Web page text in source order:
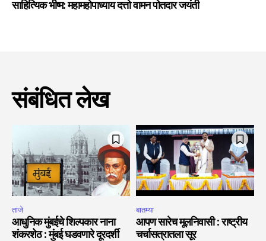
साहित्यिक भीष्म: महामहोपाध्याय दत्तो वामन पोतदार जयंती
संबंधित लेख
ताजे
आधुनिक मुंबईचे शिल्पकार नाना
शंकरशेठ : मुंबई घडवणारे दूरदर्शी
बातम्या
आपण सारेच मूलनिवासी : राष्ट्रीय
चर्चासत्रातला सूर